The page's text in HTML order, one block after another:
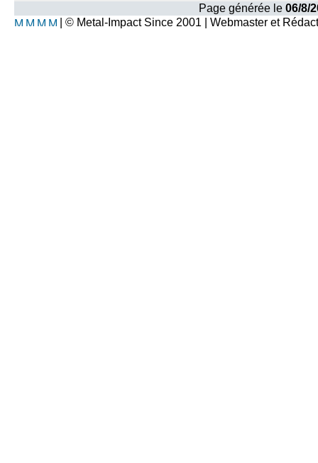
Page générée le 06/8/
| © Metal-Impact Since 2001 | Webmaster et